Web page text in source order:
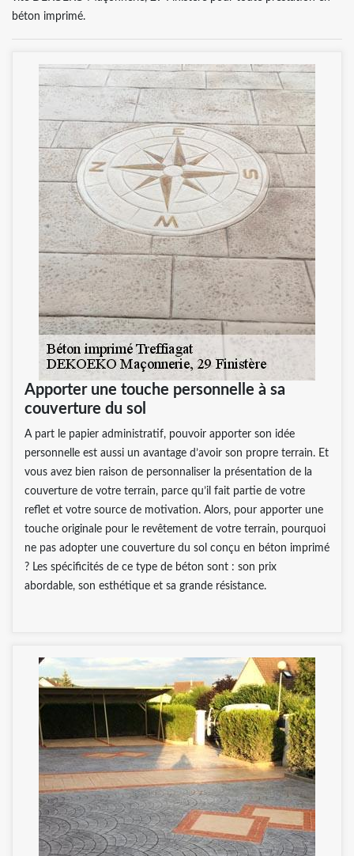
béton imprimé.
Apporter une touche personnelle à sa
couverture du sol
A part le papier administratif, pouvoir apporter son idée
personnelle est aussi un avantage d’avoir son propre terrain. Et
vous avez bien raison de personnaliser la présentation de la
couverture de votre terrain, parce qu’il fait partie de votre
reflet et votre source de motivation. Alors, pour apporter une
touche originale pour le revêtement de votre terrain, pourquoi
ne pas adopter une couverture du sol conçu en béton imprimé
? Les spécificités de ce type de béton sont : son prix
abordable, son esthétique et sa grande résistance.